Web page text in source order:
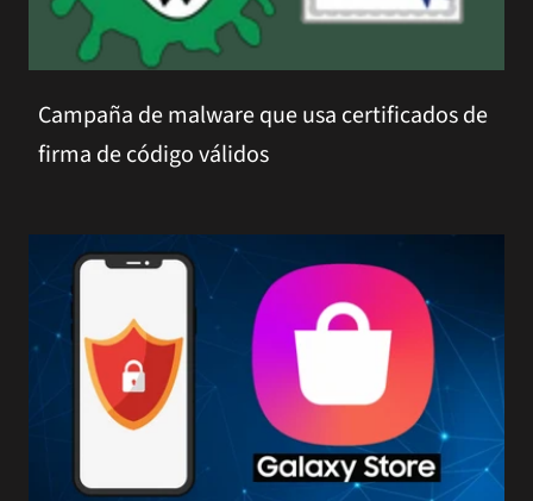
Campaña de malware que usa certificados de
firma de código válidos